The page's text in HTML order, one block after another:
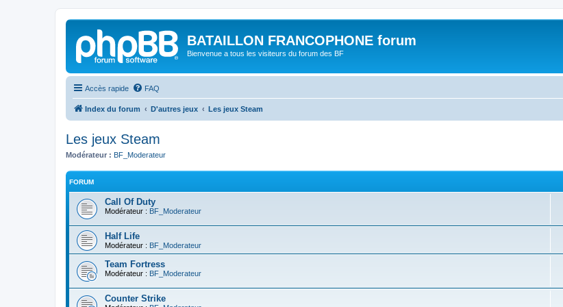
BATAILLON FRANCOPHONE forum
Bienvenue a tous les visiteurs du forum des BF
Accès rapide FAQ
Index du forum D'autres jeux Les jeux Steam
Les jeux Steam
Modérateur : BF_Moderateur
FORUM
Call Of Duty
Modérateur : BF_Moderateur
Half Life
Modérateur : BF_Moderateur
Team Fortress
Modérateur : BF_Moderateur
Counter Strike